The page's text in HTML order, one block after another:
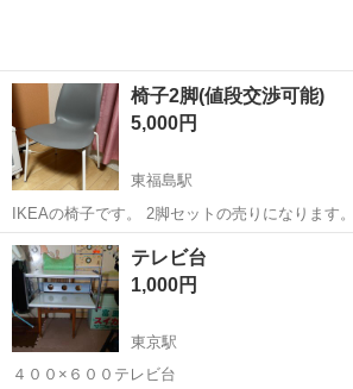
椅子2脚(値段交渉可能)
5,000円
東福島駅
IKEAの椅子です。 2脚セットの売りになります。 脚裏少し汚れあり、
他は問題ございません。
福島 福島市 東福島駅
テレビ台
1,000円
東京駅
４００×６００テレビ台